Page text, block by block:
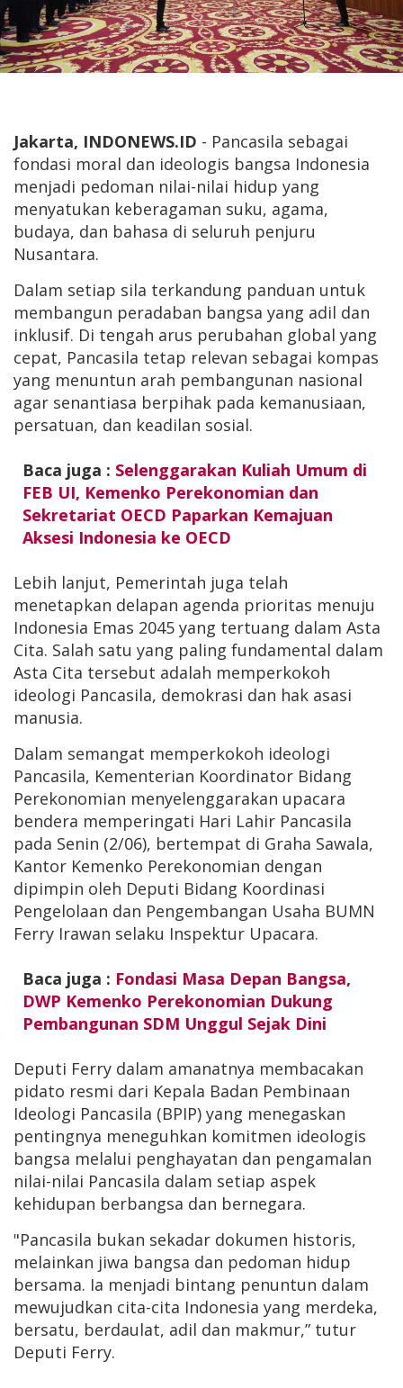
Jakarta, INDONEWS.ID - Pancasila sebagai
fondasi moral dan ideologis bangsa Indonesia
menjadi pedoman nilai-nilai hidup yang
menyatukan keberagaman suku, agama,
budaya, dan bahasa di seluruh penjuru
Nusantara.
Dalam setiap sila terkandung panduan untuk
membangun peradaban bangsa yang adil dan
inklusif. Di tengah arus perubahan global yang
cepat, Pancasila tetap relevan sebagai kompas
yang menuntun arah pembangunan nasional
agar senantiasa berpihak pada kemanusiaan,
persatuan, dan keadilan sosial.
Baca juga : Selenggarakan Kuliah Umum di
FEB UI, Kemenko Perekonomian dan
Sekretariat OECD Paparkan Kemajuan
Aksesi Indonesia ke OECD
Lebih lanjut, Pemerintah juga telah
menetapkan delapan agenda prioritas menuju
Indonesia Emas 2045 yang tertuang dalam Asta
Cita. Salah satu yang paling fundamental dalam
Asta Cita tersebut adalah memperkokoh
ideologi Pancasila, demokrasi dan hak asasi
manusia.
Dalam semangat memperkokoh ideologi
Pancasila, Kementerian Koordinator Bidang
Perekonomian menyelenggarakan upacara
bendera memperingati Hari Lahir Pancasila
pada Senin (2/06), bertempat di Graha Sawala,
Kantor Kemenko Perekonomian dengan
dipimpin oleh Deputi Bidang Koordinasi
Pengelolaan dan Pengembangan Usaha BUMN
Ferry Irawan selaku Inspektur Upacara.
Baca juga : Fondasi Masa Depan Bangsa,
DWP Kemenko Perekonomian Dukung
Pembangunan SDM Unggul Sejak Dini
Deputi Ferry dalam amanatnya membacakan
pidato resmi dari Kepala Badan Pembinaan
Ideologi Pancasila (BPIP) yang menegaskan
pentingnya meneguhkan komitmen ideologis
bangsa melalui penghayatan dan pengamalan
nilai-nilai Pancasila dalam setiap aspek
kehidupan berbangsa dan bernegara.
"Pancasila bukan sekadar dokumen historis,
melainkan jiwa bangsa dan pedoman hidup
bersama. Ia menjadi bintang penuntun dalam
mewujudkan cita-cita Indonesia yang merdeka,
bersatu, berdaulat, adil dan makmur,” tutur
Deputi Ferry.